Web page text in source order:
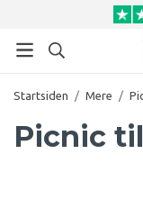
Startsiden / Mere /
Picnic